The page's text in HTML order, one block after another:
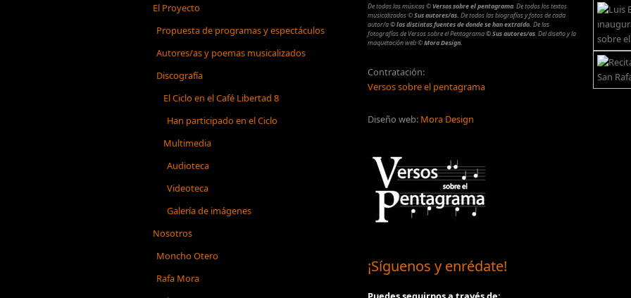
El Proyecto
Propuesta de programas y espectáculos
Autores/as y poemas musicalizados
Discografía
El Ciclo en el Café Libertad 8
Han participado en el Ciclo
Multimedia
Audioteca
Videoteca
Galería de imágenes
Nosotros
Moncho Otero
Rafa Mora
De todas las músicas© Versos sobre el pentagrama. De todos los textos
musicalizados©Sus autores/as. De todos las biografías y fotos de cada
autor/a© las distintas fuentes de donde se han extraído. De las
fotografías de Versos sobre el Pentagrama© Sus autores/as. Del diseño y la
maquetación web©Mora Design.
Contratación:
Versos sobre el pentagrama
Diseño web: Mora Design
¡Síguenos y enrédate!